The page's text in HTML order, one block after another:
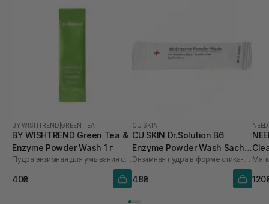
BY WISHTREND GREEN TEA
BY WISHTREND Green Tea &
Enzyme Powder Wash 1 г
Пудра энзимная для умывания с ароматом матча
40₴
CU SKIN
CU SKIN Dr.Solution B6
Enzyme Powder Wash Sachet
для проблемної та жирної
шкіри 1шт* 1 г
Энзимная пудра в форме стика-саше с пиридоксином и каламином
48₴